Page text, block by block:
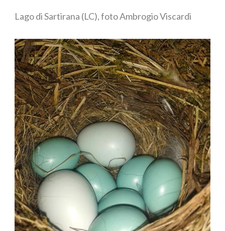
Lago di Sartirana (LC), foto Ambrogio Viscardi